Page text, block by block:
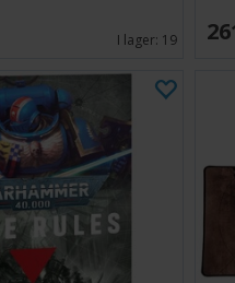
36 plastdelar
1 Citadel 60 mm rund bas
1 monteringsanvisning
miniatyr måste monteras
för användning av denna
laddas ner gratis från
I lager: 19